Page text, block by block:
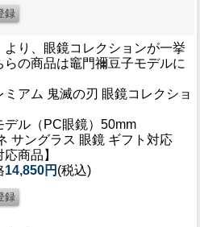
より、眼鏡コレクションが一挙
の商品は竈門禰豆子モデルに
ミアム 鬼滅の刃 眼鏡コレクショ
デル（PC眼鏡）50mm
サングラス 眼鏡 ギフト対応
応商品】
14,850円 (税込)